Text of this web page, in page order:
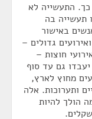
כך. התעשייה לא
20 אחוזים. זו תעשייה בה
כרגע מופעים קטנים עם 250, 500 אנשים באישור
גדולים –
חוצות –
גם עד סוף
מחוץ לארץ,
ותערוכות. אלה
היא מה הולך להיות